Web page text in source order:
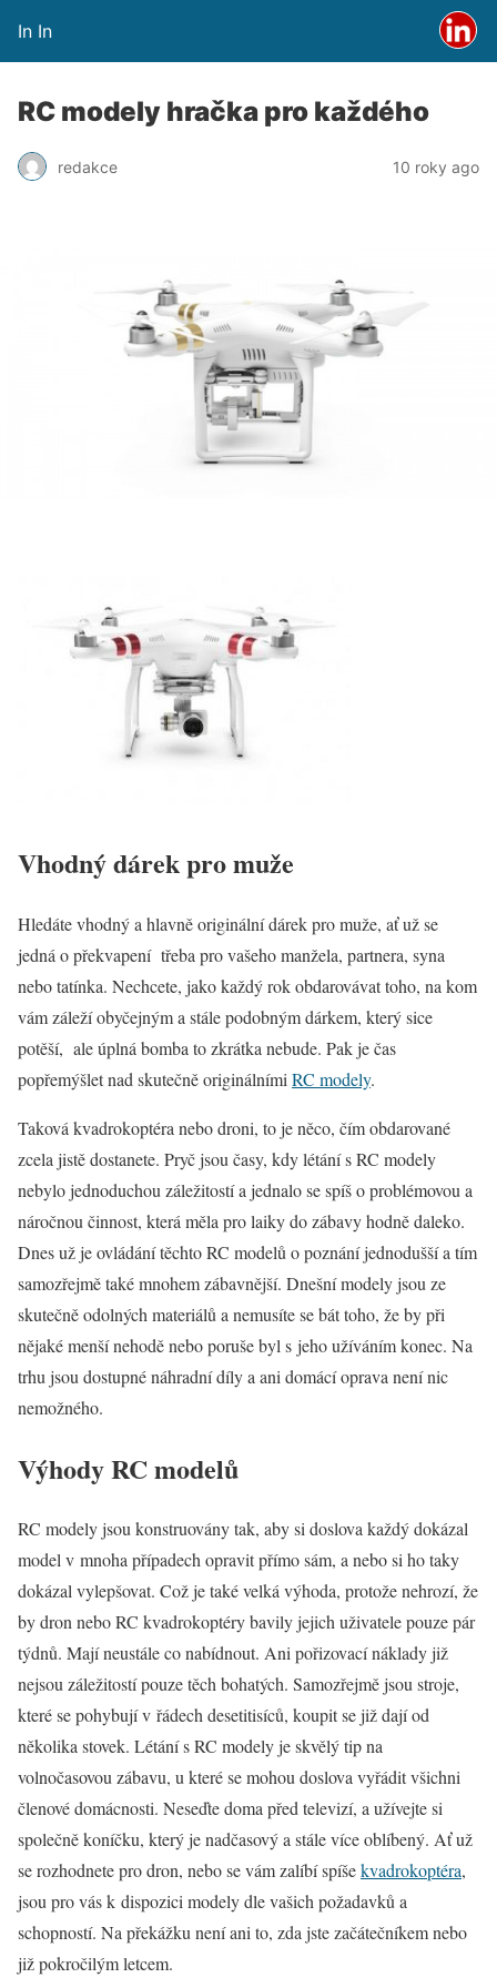
In In
RC modely hračka pro každého
redakce 10 roky ago
Vhodný dárek pro muže
Hledáte vhodný a hlavně originální dárek pro muže, ať už se
jedná o překvapení třeba pro vašeho manžela, partnera, syna
nebo tatínka. Nechcete, jako každý rok obdarovávat toho, na kom
vám záleží obyčejným a stále podobným dárkem, který sice
potěší, ale úplná bomba to zkrátka nebude. Pak je čas
popřemýšlet nad skutečně originálními RC modely.
Taková kvadrokoptéra nebo droni, to je něco, čím obdarované
zcela jistě dostanete. Pryč jsou časy, kdy létání s RC modely
nebylo jednoduchou záležitostí a jednalo se spíš o problémovou a
náročnou činnost, která měla pro laiky do zábavy hodně daleko.
Dnes už je ovládání těchto RC modelů o poznání jednodušší a tím
samozřejmě také mnohem zábavnější. Dnešní modely jsou ze
skutečně odolných materiálů a nemusíte se bát toho, že by při
nějaké menší nehodě nebo poruše byl s jeho užíváním konec. Na
trhu jsou dostupné náhradní díly a ani domácí oprava není nic
nemožného.
Výhody RC modelů
RC modely jsou konstruovány tak, aby si doslova každý dokázal
model v mnoha případech opravit přímo sám, a nebo si ho taky
dokázal vylepšovat. Což je také velká výhoda, protože nehrozí, že
by dron nebo RC kvadrokoptéry bavily jejich uživatele pouze pár
týdnů. Mají neustále co nabídnout. Ani pořizovací náklady již
nejsou záležitostí pouze těch bohatých. Samozřejmě jsou stroje,
které se pohybují v řádech desetitisíců, koupit se již dají od
několika stovek. Létání s RC modely je skvělý tip na
volnočasovou zábavu, u které se mohou doslova vyřádit všichni
členové domácnosti. Neseďte doma před televizí, a užívejte si
společně koníčku, který je nadčasový a stále více oblíbený. Ať už
se rozhodnete pro dron, nebo se vám zalíbí spíšekvadrokoptéra,
jsou pro vás k dispozici modely dle vašich požadavků a
schopností. Na překážku není ani to, zda jste začátečníkem nebo
již pokročilým letcem.